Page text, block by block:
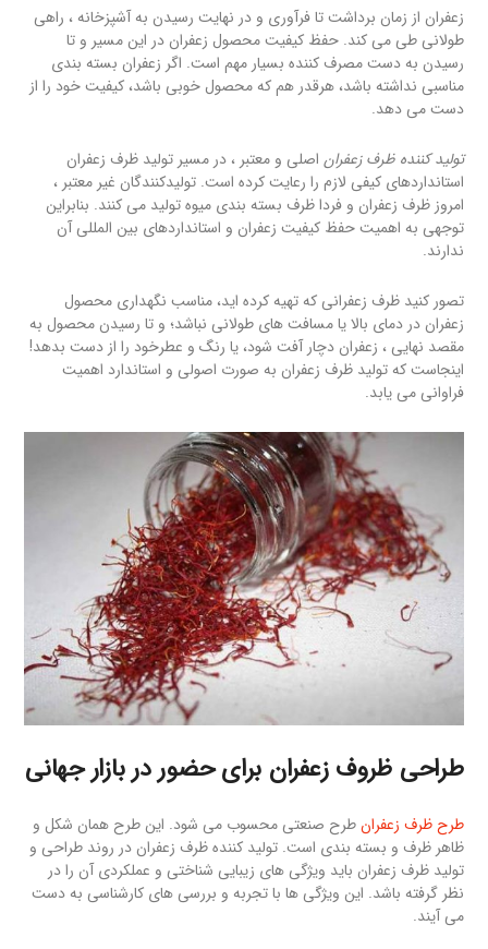
زعفران از زمان برداشت تا فرآوری و در نهایت رسیدن به آشپزخانه ، راهی
طولانی طی می کند. حفظ کیفیت محصول زعفران در این مسیر و تا
رسیدن به دست مصرف کننده بسیار مهم است. اگر زعفران بسته بندی
مناسبی نداشته باشد، هرقدر هم که محصول خوبی باشد، کیفیت خود را از
دست می دهد.
تولید کننده ظرف زعفران اصلی و معتبر ، در مسیر تولید ظرف زعفران
استانداردهای کیفی لازم را رعایت کرده است. تولیدکنندگان غیر معتبر ،
امروز ظرف زعفران و فردا ظرف بسته بندی میوه تولید می کنند. بنابراین
توجهی به اهمیت حفظ کیفیت زعفران و استانداردهای بین المللی آن
ندارند.
تصور کنید ظرف زعفرانی که تهیه کرده اید، مناسب نگهداری محصول
زعفران در دمای بالا یا مسافت های طولانی نباشد؛ و تا رسیدن محصول به
مقصد نهایی ، زعفران دچار آفت شود، یا رنگ و عطرخود را از دست بدهد!
اینجاست که تولید ظرف زعفران به صورت اصولی و استاندارد اهمیت
فراوانی می یابد.
طراحی ظروف زعفران برای حضور در بازار جهانی
طرح ظرف زعفرانطرح صنعتی محسوب می شود. این طرح همان شکل و
ظاهر ظرف و بسته بندی است. تولید کننده ظرف زعفران در روند طراحی و
تولید ظرف زعفران باید ویژگی های زیبایی شناختی و عملکردی آن را در
نظر گرفته باشد. این ویژگی ها با تجربه و بررسی های کارشناسی به دست
می آیند.